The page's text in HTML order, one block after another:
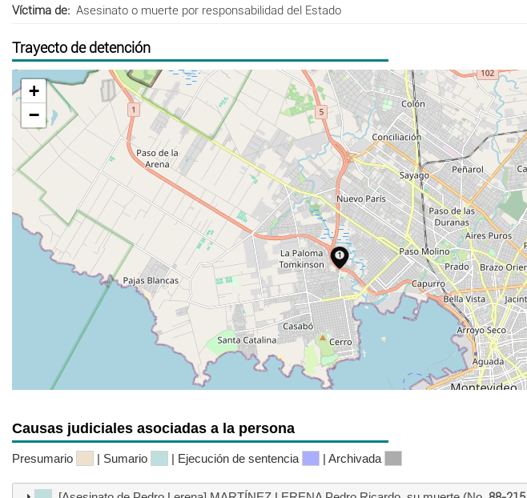
Víctima de
Asesinato o muerte por responsabilidad del Estado
Trayecto de detención
+
−
Causas judiciales asociadas a la persona
Presumario | Sumario | Ejecución de sentencia | Archivada